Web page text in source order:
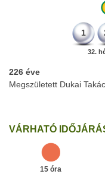
1
32.
226 éve
Megszületett Dukai
VÁRHATÓ
15 óra